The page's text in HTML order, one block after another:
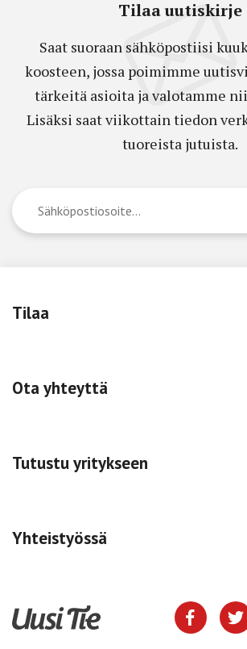
Tilaa uutiskirje
Saat suoraan sähköpostiisi
koosteen, jossa poimimme
tärkeitä asioita ja valotamme
Lisäksi saat viikottain tiedon
tuoreista jutuista.
Tilaa
Ota yhteyttä
Tutustu yritykseen
Yhteistyössä